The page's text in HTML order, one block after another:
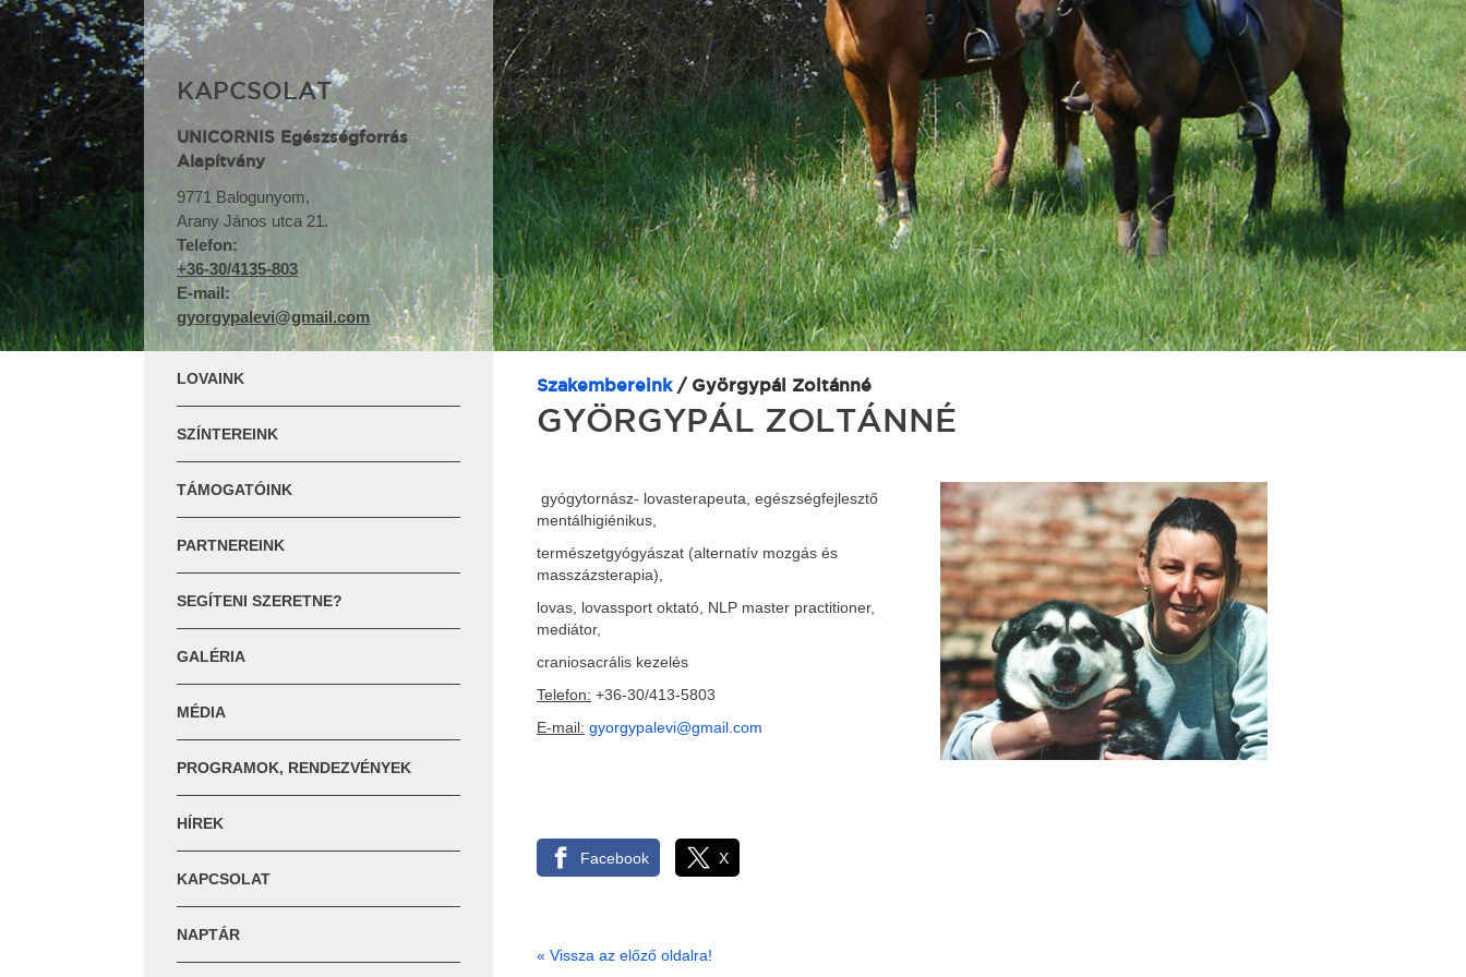
KAPCSOLAT
UNICORNIS Egészségforrás
Alapítvány
9771 Balogunyom,
Arany János utca 21.
Telefon:
+36-30/4135-803
E-mail:
gyorgypalevi@gmail.com
KAPCSOLAT
UNICORNIS Egészségforrás
Alapítvány
Telefon:
+36-30/4135-803
E-mail:
gyorgypalevi@gmail.com
KAPCSOLAT
UNICORNIS Egészségforrás
Alapítvány
Telefon:
+36-30/4135-803
E-mail:
gyorgypalevi@gmail.com
LOVAINK
SZÍNTEREINK
TÁMOGATÓINK
PARTNEREINK
SEGÍTENI SZERETNE?
GALÉRIA
MÉDIA
PROGRAMOK, RENDEZVÉNYEK
HÍREK
KAPCSOLAT
NAPTÁR
Szakembereink/ Györgypál Zoltánné
GYÖRGYPÁL ZOLTÁNNÉ
gyógytornász- lovasterapeuta, egészségfejlesztő
mentálhigiénikus,
természetgyógyászat (alternatív mozgás és
masszázsterapia),
lovas, lovassport oktató, NLP master practitioner,
mediátor,
craniosacrális kezelés
Telefon: +36-30/413-5803
E-mail: gyorgypalevi@gmail.com
Facebook X
« Vissza az előző oldalra!